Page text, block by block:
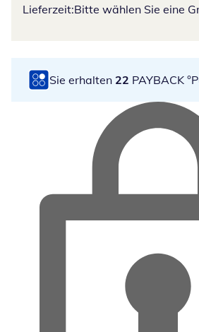
Lieferzeit:Bitte wählen Sie eine
Sie erhalten 22 PAYBACK